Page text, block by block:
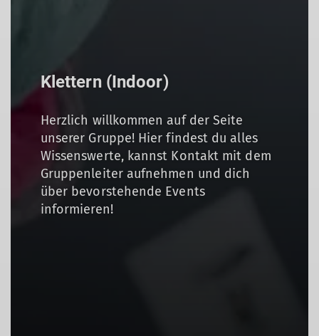
Klettern (Indoor)
Herzlich willkommen auf der Seite
unserer Gruppe! Hier findest du alles
Wissenswerte, kannst Kontakt mit dem
Gruppenleiter aufnehmen und dich
über bevorstehende Events
informieren!